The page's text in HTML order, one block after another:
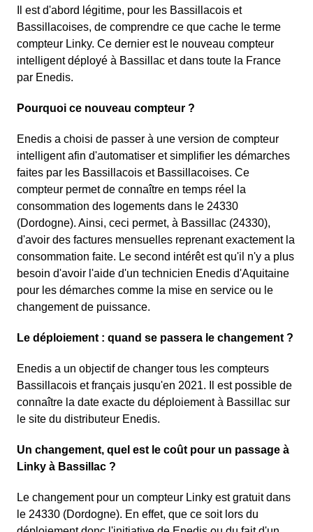
Il est d'abord légitime, pour les Bassillacois et
Bassillacoises, de comprendre ce que cache le terme
compteur Linky. Ce dernier est le nouveau compteur
intelligent déployé à Bassillac et dans toute la France
par Enedis.
Pourquoi ce nouveau compteur ?
Enedis a choisi de passer à une version de compteur
intelligent afin d'automatiser et simplifier les démarches
faites par les Bassillacois et Bassillacoises. Ce
compteur permet de connaître en temps réel la
consommation des logements dans le 24330
(Dordogne). Ainsi, ceci permet, à Bassillac (24330),
d'avoir des factures mensuelles reprenant exactement la
consommation faite. Le second intérêt est qu'il n'y a plus
besoin d'avoir l'aide d'un technicien Enedis d'Aquitaine
pour les démarches comme la mise en service ou le
changement de puissance.
Le déploiement : quand se passera le changement ?
Enedis a un objectif de changer tous les compteurs
Bassillacois et français jusqu'en 2021. Il est possible de
connaître la date exacte du déploiement à Bassillac sur
le site du distributeur Enedis.
Un changement, quel est le coût pour un passage à
Linky à Bassillac ?
Le changement pour un compteur Linky est gratuit dans
le 24330 (Dordogne). En effet, que ce soit lors du